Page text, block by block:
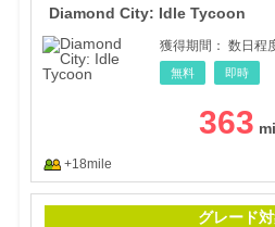
Diamond City: Idle Tycoon
獲得期間： 数日程
無料 即時
363
+18mile
グレード